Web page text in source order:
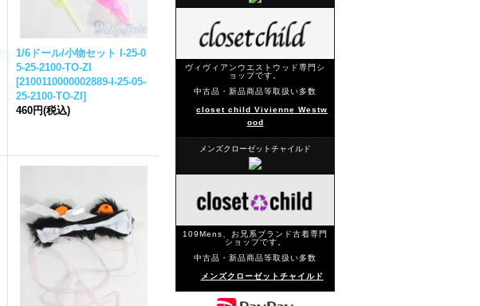
1/6ドール/小物セット I-25-0
5-25-2100-TO-ZI
[2100110000002889-I-25-05-
25-2100-TO-ZI ]
460円(税込)
ヴィヴィアンウエストウッド専門シ
ョップです。
中古品・新品商品等取扱い多数
closet child Vivienne Westw
ood
メンズクローゼットチャイルド
109Mens、お兄系ブランド古着専門
ショップです。
中古品・新品商品等取扱い多数
メンズクローゼットチャイルド